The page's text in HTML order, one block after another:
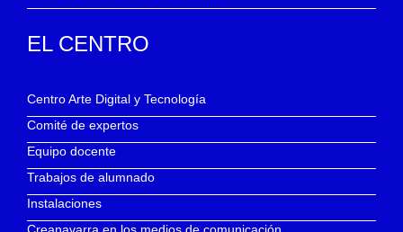
EL CENTRO
Centro Arte Digital y Tecnología
Comité de expertos
Equipo docente
Trabajos de alumnado
Instalaciones